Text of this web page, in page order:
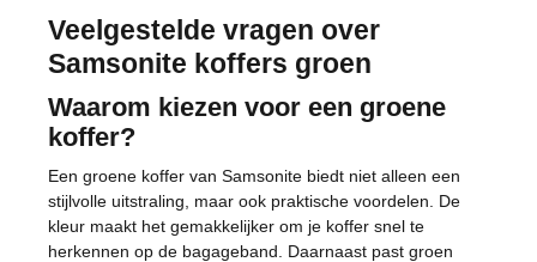
Veelgestelde vragen over
Samsonite koffers groen
Waarom kiezen voor een groene
koffer?
Een groene koffer van Samsonite biedt niet alleen een
stijlvolle uitstraling, maar ook praktische voordelen. De
kleur maakt het gemakkelijker om je koffer snel te
herkennen op de bagageband. Daarnaast past groen